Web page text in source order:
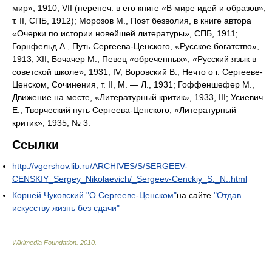
мир», 1910, VII (перепеч. в его книге «В мире идей и образов»,
т. II, СПБ, 1912); Морозов М., Поэт безволия, в книге автора
«Очерки по истории новейшей литературы», СПБ, 1911;
Горнфельд А., Путь Сергеева-Ценского, «Русское богатство»,
1913, XII; Бочачер М., Певец «обреченных», «Русский язык в
советской школе», 1931, IV; Воровский В., Нечто о г. Сергееве-
Ценском, Сочинения, т. II, М. — Л., 1931; Гоффеншефер М.,
Движение на месте, «Литературный критик», 1933, III; Усиевич
Е., Творческий путь Сергеева-Ценского, «Литературный
критик», 1935, № 3.
Ссылки
http://vgershov.lib.ru/ARCHIVES/S/SERGEEV-
CENSKIY_Sergey_Nikolaevich/_Sergeev-Cenckiy_S._N..html
Корней Чуковский "О Сергееве-Ценском"на сайте "Отдав
искусству жизнь без сдачи"
Wikimedia Foundation 2010